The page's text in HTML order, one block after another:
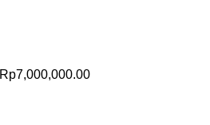
Rp7,000,000.00